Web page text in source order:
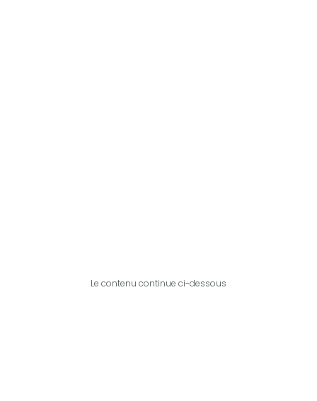
Le contenu continue ci-dessous